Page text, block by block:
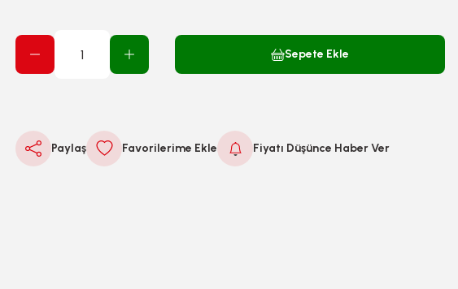
Sepete Ekle
Paylaş Fiyatı Düşünce Haber Ver